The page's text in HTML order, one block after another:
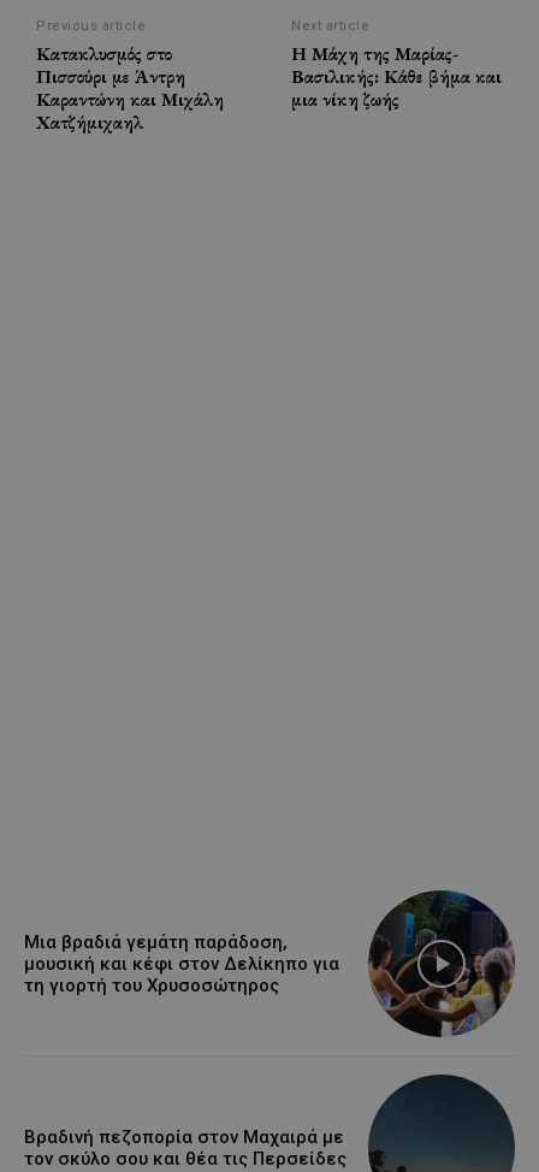
Previous article
Κατακλυσμός στο
Πισσούρι με Άντρη
Καραντώνη και Μιχάλη
Χατζήμιχαηλ
Next article
Η Μάχη της Μαρίας-
Βασιλικής: Κάθε βήμα και
μια νίκη ζωής
Μια βραδιά γεμάτη παράδοση,
μουσική και κέφι στον Δελίκηπο για
τη γιορτή του Χρυσοσώτηρος
Βραδινή πεζοπορία στον Μαχαιρά με
τον σκύλο σου και θέα τις Περσείδες